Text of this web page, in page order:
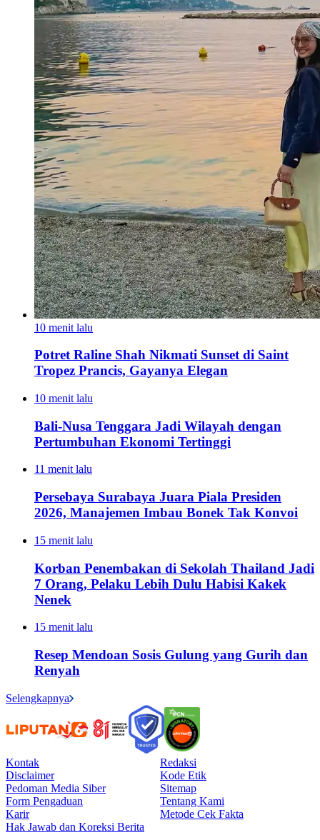
10 menit lalu
Potret Raline Shah Nikmati Sunset di Saint
Tropez Prancis, Gayanya Elegan
10 menit lalu
Bali-Nusa Tenggara Jadi Wilayah dengan
Pertumbuhan Ekonomi Tertinggi
11 menit lalu
Persebaya Surabaya Juara Piala Presiden
2026, Manajemen Imbau Bonek Tak Konvoi
15 menit lalu
Korban Penembakan di Sekolah Thailand Jadi
7 Orang, Pelaku Lebih Dulu Habisi Kakek
Nenek
15 menit lalu
Resep Mendoan Sosis Gulung yang Gurih dan
Renyah
Selengkapnya
Kontak
Redaksi
Disclaimer
Kode Etik
Pedoman Media Siber
Sitemap
Form Pengaduan
Tentang Kami
Karir
Metode Cek Fakta
Hak Jawab dan Koreksi Berita